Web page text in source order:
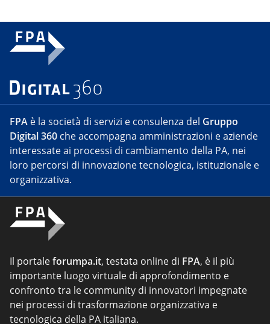
FPA è la società di servizi e consulenza del Gruppo
Digital 360 che accompagna amministrazioni e aziende
interessate ai processi di cambiamento della PA, nei
loro percorsi di innovazione tecnologica, istituzionale e
organizzativa.
Il portaleforumpa.it, testata online di FPA, è il più
importante luogo virtuale di approfondimento e
confronto tra le community di innovatori impegnate
nei processi di trasformazione organizzativa e
tecnologica della PA italiana.